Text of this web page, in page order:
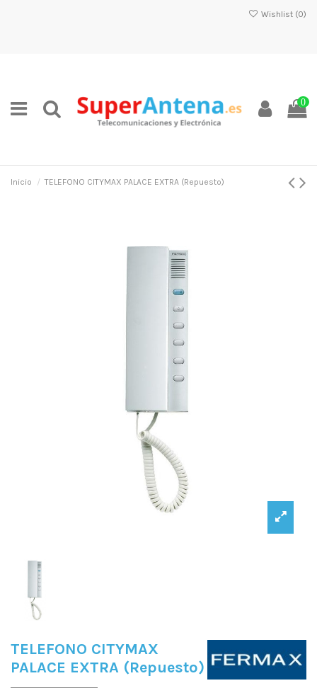
Wishlist (0)
0
Inicio TELEFONO CITYMAX PALACE EXTRA (Repuesto)
TELEFONO CITYMAX
PALACE EXTRA (Repuesto)